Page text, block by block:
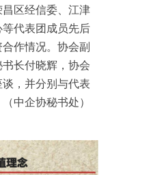
区经信委、江津
代表团成员先后
作情况。协会副
长付晓辉，协会
，并分别与代表
中企协秘书处）